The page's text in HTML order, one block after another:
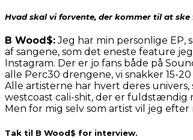
Hvad skal vi forvente, der kommer til at ske
B Wood$:Jeg har min personlige EP,
af sangene, som det eneste feature
Instagram. Der er jo fans både på
alle Perc30 drengene, vi snakker 15-
Alle artisterne har hvert deres
westcoast cali-shit, der er fuldstændig
Men for mig selv som artist vil jeg
Tak til B Wood$ for interview.